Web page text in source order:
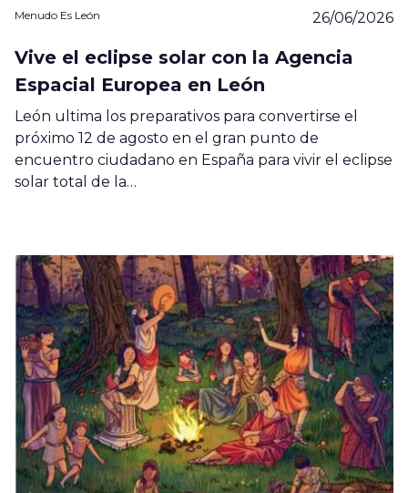
Menudo Es León 26/06/2026
Vive el eclipse solar con la Agencia
Espacial Europea en León
León ultima los preparativos para convertirse el
próximo 12 de agosto en el gran punto de
encuentro ciudadano en España para vivir el eclipse
solar total de la…